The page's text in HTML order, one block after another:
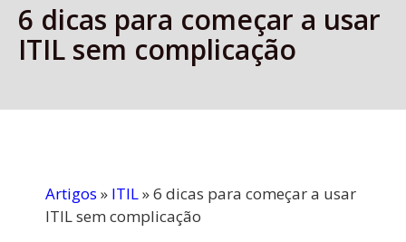
6 dicas para começar a usar
ITIL sem complicação
Artigos » ITIL»6 dicas para começar a usar
ITIL sem complicação